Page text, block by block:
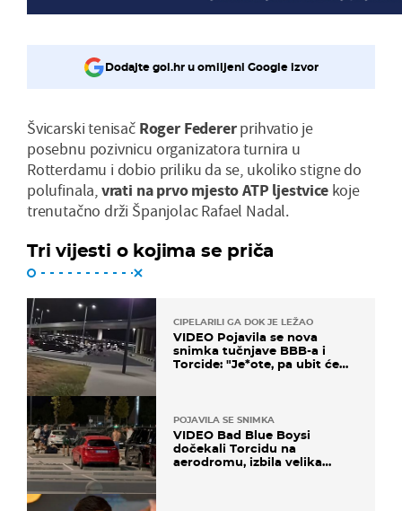
Dodajte gol.hr u omiljeni Google izvor
Švicarski tenisač Roger Federerprihvatio je
posebnu pozivnicu organizatora turnira u
Rotterdamu i dobio priliku da se, ukoliko stigne do
polufinala,vrati na prvo mjesto ATP ljestvicekoje
trenutačno drži Španjolac Rafael Nadal.
Tri vijesti o kojima se priča
CIPELARILI GA DOK JE LEŽAO
VIDEO Pojavila se nova
snimka tučnjave BBB-a i
Torcide: "Je*ote, pa ubit će
POJAVILA SE SNIMKA
VIDEO Bad Blue Boysi
dočekali Torcidu na
aerodromu, izbila velika